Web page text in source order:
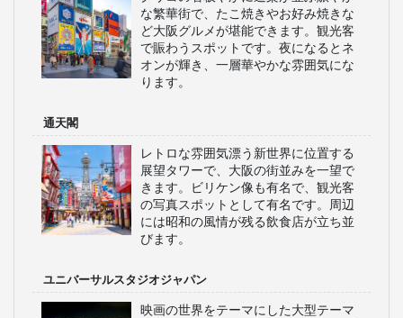
な繁華街で、たこ焼きやお好み焼きな
ど大阪グルメが堪能できます。観光客
で賑わうスポットです。夜になるとネ
オンが輝き、一層華やかな雰囲気にな
ります。
通天閣
レトロな雰囲気漂う新世界に位置する
展望タワーで、大阪の街並みを一望で
きます。ビリケン像も有名で、観光客
の写真スポットとして有名です。周辺
には昭和の風情が残る飲食店が立ち並
びます。
ユニバーサルスタジオジャパン
映画の世界をテーマにした大型テーマ